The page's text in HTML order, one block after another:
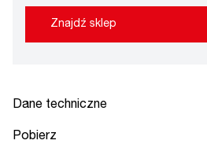
Znajdź sklep
Dane techniczne
Pobierz